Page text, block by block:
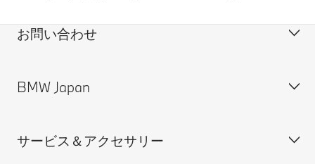
お問い合わせ
カスタマー・サポート＆お問い合わせ
見積依頼
BMW Japan
会社概要
サービス＆アクセサリー